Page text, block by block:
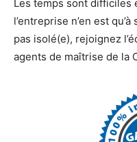
Les temps sont difficiles
l’entreprise n’en est
pas isolé(e), rejoignez
agents de maîtrise de la